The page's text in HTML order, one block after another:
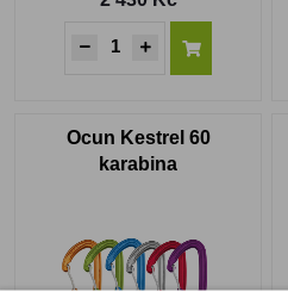
Ocun Kestrel 60
karabina